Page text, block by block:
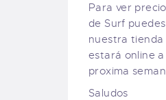
Para ver
de Surf
nuestra tienda
estará online
proxima
Saludos